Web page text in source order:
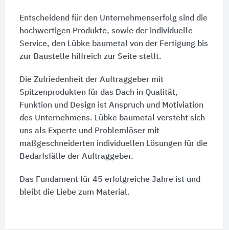
Entscheidend für den Unternehmenserfolg sind die
hochwertigen Produkte, sowie der individuelle
Service, den Lübke baumetal von der Fertigung bis
zur Baustelle hilfreich zur Seite stellt.
Die Zufriedenheit der Auftraggeber mit
Spitzenprodukten für das Dach in Qualität,
Funktion und Design ist Anspruch und Motiviation
des Unternehmens. Lübke baumetal versteht sich
uns als Experte und Problemlöser mit
maßgeschneiderten individuellen Lösungen für die
Bedarfsfälle der Auftraggeber.
Das Fundament für 45 erfolgreiche Jahre ist und
bleibt die Liebe zum Material.